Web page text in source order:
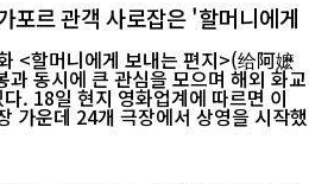
르 관객 사로잡은 '할머니에게
<할머니에게 보내는 편지>(给阿嬷
동시에 큰 관심을 모으며 해외 화교
면 이
가운데 24개 극장에서 상영을 시작했